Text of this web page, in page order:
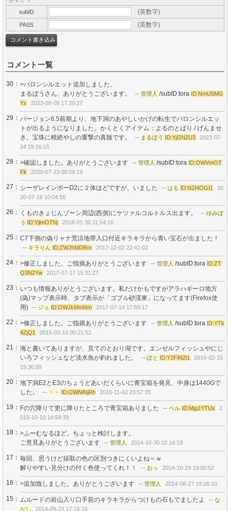
subID (英数字)
PASS (英数字)
コメント一覧
30： >バロンシルエット追加しました。
まるぼうさん、ありがとうございます。
-- 管理人 /subID:tora
ID:NmU5MG
Yx
2023-08-09 17:20:27
29： バージョン6.5前期より、地下洞のあやしいかげの転生でバロンシルエッ
トが出るようになりました。かくとくアイテム：よるのとばり / げんませ
き。宝珠に根絶やしの重撃の真髄です。
-- まるぼう ID:YjI2N2U3
2023-07-
24 19:16:15
28： >確認しました。ありがとうございます -- 管理人 /subID:tora
ID:OWVmOT
Fk
2020-07-23 08:58:19
27： シーザレインボーD2に２体ほどですが、いました -- はる ID:N2I4OGI1
20
20-07-19 10:04:55
26： くものきょじんゾーン周辺(西側)にケツァルコルトルス出ます。 -- ゆみぼ
う
ID:YjlmOTNj 2018-01-30 11:54:16
25： C7下側の偽リャナ荒涼地帯入口付近キラキラから青い宝石が出ました！
-- キラりん ID:ZWJhMDRm 2017-12-02 22:41:02
24： >修正しました。ご指摘ありがとうございます -- 管理人 /subID:tora
ID:ZT
Q3N2Yw
2017-07-17 15:31:27
23： いつも情報ありがとうございます。私だけかもですがアラハギーロ地方
(偽)マップ表示時、タブ表示が「ゴブル砂漠東」になってます(Firefox使
用)
-- ジュ ID:OWJkMmNm 2017-07-14 17:55:17
22： >修正しました。ご指摘ありがとうございます -- 管理人 /subID:tora
ID:YTk
4ZjQ1
2016-02-16 00:21:51
21： 海と書いてありますが、見てのとおり湖です。エンゼルフィッシュやにじ
いろフィッシュなど淡水魚が釣れました。
-- ぽと ID:Y2FiN2I1
2016-02-15
19:36:59
20： 地下洞E2とE3のちょうどあいだくらいに青宝箱を発見、中身は1440Gで
した。
-- ・・ ID:OWNiNjRh 2015-11-02 23:57:35
19： Fの穴降りて更に降りたところで青宝箱ありました -- ベル ID:Mjg1YTUx
2
015-10-10 14:59:39
18： >ふーむなるほど。ちょっと検討します。
ご意見ありがとうございます
-- 管理人 2014-10-30 02:14:19
17： 毎回、思うけど採取の色の区別つきにくいよね～ｗ
解りやすい見分けの付く色使ってくれ！！
-- おっ 2014-10-29 19:00:52
16： >追加致しました。ありがとうございます -- 管理人 2014-08-27 19:26:10
15： ムルードの岩山入り口手前のキラキラからつけもの石もでましたよ -- な
なし
2014-08-23 17:18:19